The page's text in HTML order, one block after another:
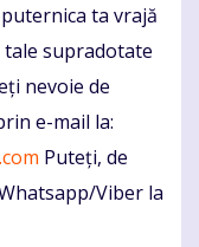
ta vrajă
supradotate
nevoie de
e-mail la:
Puteți, de
Viber la